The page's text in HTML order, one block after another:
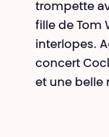
trompette
fille de Tom
interlopes.
concert
et une belle